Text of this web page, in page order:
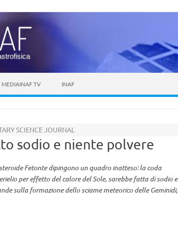
MEDIAINAF TV INAF
SCIENCE JOURNAL
sodio e niente polvere
Fetonte dipingono un quadro inatteso: la coda
per effetto del calore del Sole, sarebbe fatta di sodio e
sulla formazione dello sciame meteorico delle Geminidi,